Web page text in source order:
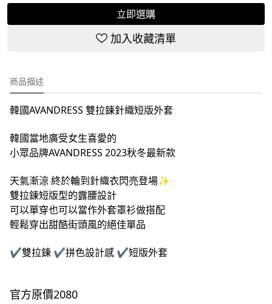
立即選購
加入收藏清單
商品描述
韓國AVANDRESS 雙拉鍊針織短版外套
韓國當地廣受女生喜愛的
小眾品牌AVANDRESS 2023秋冬最新款
天氣漸涼 終於輪到針織衣閃亮登場✨
雙拉鍊短版型的露腰設計
可以單穿也可以當作外套罩衫做搭配
輕鬆穿出甜酷街頭風的絕佳單品
✔️雙拉鍊 ✔️拼色設計感 ✔️短版外套
官方原價2080